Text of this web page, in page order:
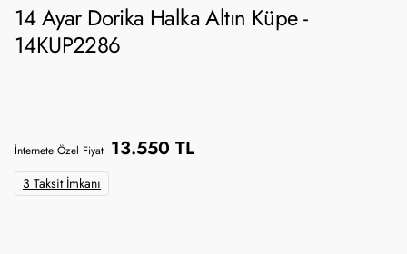
14 Ayar Dorika Halka Altın Küpe -
14KUP2286
İnternete Özel Fiyat 13.550 TL
3 Taksit İmkanı